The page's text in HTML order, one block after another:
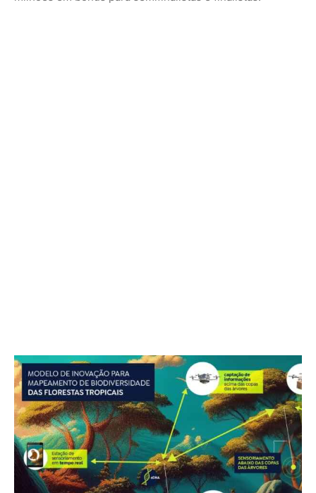
biodiversidade e conservação da Fundação XPrize, a
rápida perda de biodiversidade e serviços
ecossistêmicos essenciais motivou a busca por essas
soluções. “Não podemos proteger o que não
conseguimos medir e monitorar”, afirmou.
A competição, lançada em 2019, começou com 300
equipes, passando por etapas de pesquisa,